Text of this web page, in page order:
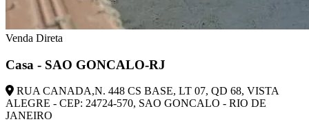
Venda Direta
Casa - SAO GONCALO-RJ
RUA CANADA,N. 448 CS BASE, LT 07, QD 68, VISTA
ALEGRE - CEP: 24724-570, SAO GONCALO - RIO DE
JANEIRO